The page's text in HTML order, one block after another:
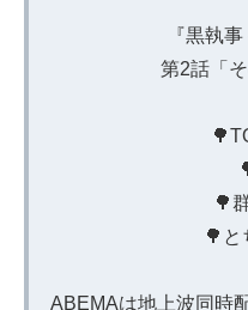
『黒執
第2話「
🌳
🌳
ABEMAは地上波同時